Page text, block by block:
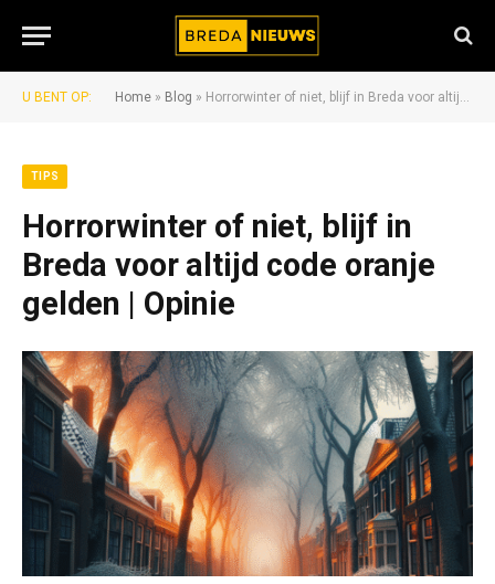
U BENT OP: Home » Blog » Horrorwinter of niet, blijf in Breda voor altijd code oranje gelden | Opinie
TIPS
Horrorwinter of niet, blijf in
Breda voor altijd code oranje
gelden | Opinie